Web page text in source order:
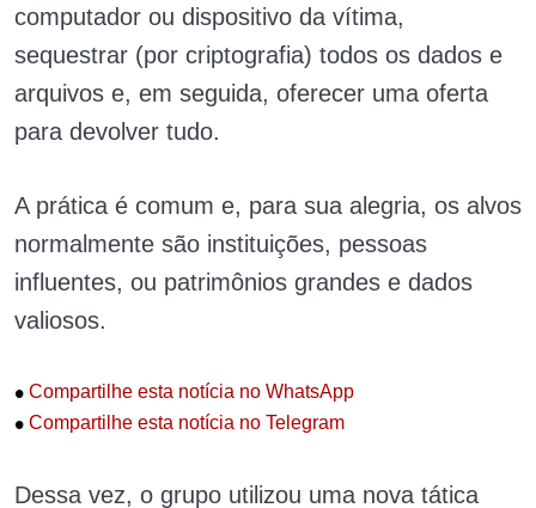
computador ou dispositivo da vítima,
sequestrar (por criptografia) todos os dados e
arquivos e, em seguida, oferecer uma oferta
para devolver tudo.
A prática é comum e, para sua alegria, os alvos
normalmente são instituições, pessoas
influentes, ou patrimônios grandes e dados
valiosos.
• Compartilhe esta notícia no WhatsApp
• Compartilhe esta notícia no Telegram
Dessa vez, o grupo utilizou uma nova tática